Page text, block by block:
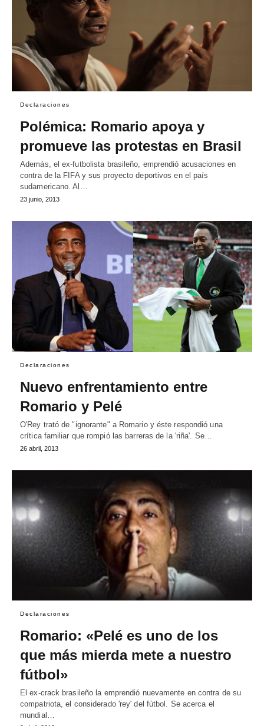
Declaraciones
Polémica: Romario apoya y
promueve las protestas en Brasil
Además, el ex-futbolista brasileño, emprendió acusaciones en
contra de la FIFA y sus proyecto deportivos en el país
sudamericano. Al…
23 junio, 2013
Declaraciones
Nuevo enfrentamiento entre
Romario y Pelé
O'Rey trató de "ignorante" a Romario y éste respondió una
crítica familiar que rompió las barreras de la 'riña'. Se…
26 abril, 2013
Declaraciones
Romario: «Pelé es uno de los
que más mierda mete a nuestro
fútbol»
El ex-crack brasileño la emprendió nuevamente en contra de su
compatriota, el considerado 'rey' del fútbol. Se acerca el
mundial…